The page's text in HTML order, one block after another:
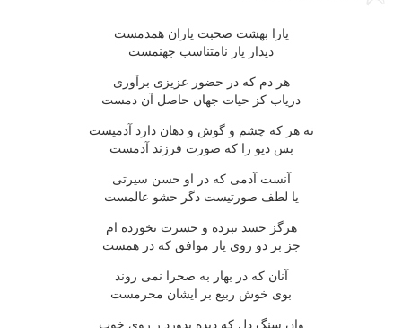
یارا بهشت صحبت یاران همدمست
دیدار یار نامتناسب جهنمست
هر دم که در حضور عزیزی برآوری
دریاب کز حیات جهان حاصل آن دمست
نه هر که چشم و گوش و دهان دارد آدمیست
بس دیو را که صورت فرزند آدمست
آنست آدمی که در او حسن سیرتی
یا لطف صورتیست دگر حشو عالمست
هرگز حسد نبرده و حسرت نخورده ام
جز بر دو روی یار موافق که در همست
آنان که در بهار به صحرا نمی روند
بوی خوش ربیع بر ایشان محرمست
وان سنگ دل که دیده بدوزد ز روی خوب